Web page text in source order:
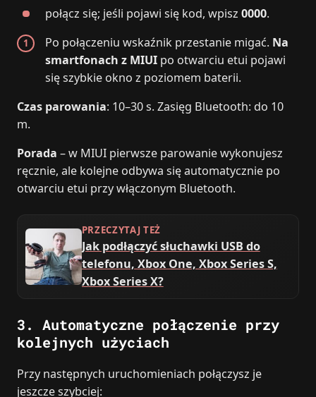
połącz się; jeśli pojawi się kod, wpisz0000.
Po połączeniu wskaźnik przestanie migać. Na
smartfonach z MIUI po otwarciu etui pojawi
się szybkie okno z poziomem baterii.
Czas parowania: 10–30 s. Zasięg Bluetooth: do 10
m.
Porada – w MIUI pierwsze parowanie wykonujesz
ręcznie, ale kolejne odbywa się automatycznie po
otwarciu etui przy włączonym Bluetooth.
PRZECZYTAJ TEŻ
Jak podłączyć słuchawki USB do
telefonu, Xbox One, Xbox Series S,
Xbox Series X?
3. Automatyczne połączenie przy
kolejnych użyciach
Przy następnych uruchomieniach połączysz je
jeszcze szybciej: